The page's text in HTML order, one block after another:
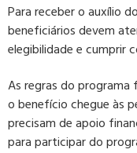
Para receber o auxílio
beneficiários devem
elegibilidade e cumprir
As regras do programa
o benefício chegue às
precisam de apoio
para participar do